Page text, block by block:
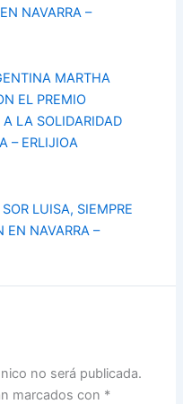
NAVARRA –
MARTHA
EL PREMIO
A LA SOLIDARIDAD
– ERLIJIOA
LUISA, SIEMPRE
EN NAVARRA –
no será publicada.
marcados con *